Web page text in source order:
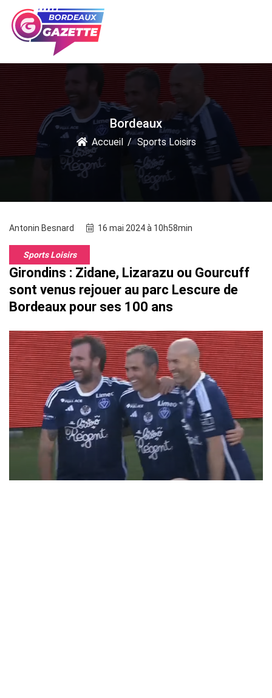
Bordeaux
Accueil Sports Loisirs
Antonin Besnard 16 mai 2024 à 10h58min
Sports Loisirs
Girondins : Zidane, Lizarazu ou Gourcuff
sont venus rejouer au parc Lescure de
Bordeaux pour ses 100 ans